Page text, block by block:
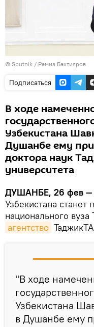
© Sputnik / Рамиз Бахтияров
Подписаться
В ходе
Узбекистана
Душанбе ему
доктора наук
университета
ДУШАНБЕ, 26 фев —
Узбекистана
национального
агентство
"В ходе
Узбекистана
в Душанбе ему